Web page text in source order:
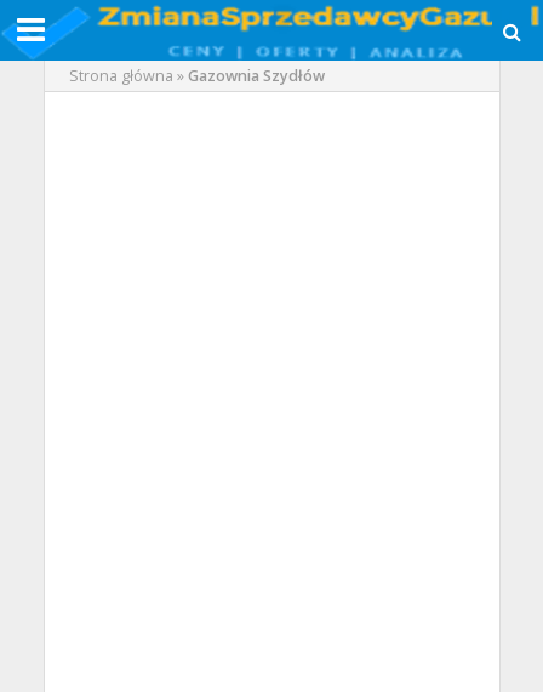
Strona główna »Gazownia Szydłów